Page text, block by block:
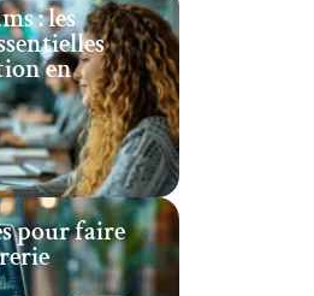
: les
en
pour faire